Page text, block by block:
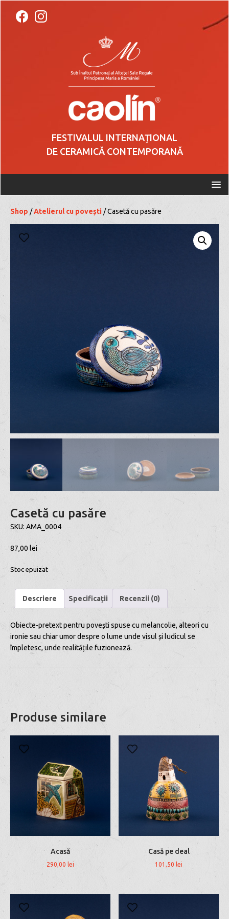
FESTIVALUL INTERNAȚIONAL
DE CERAMICĂ CONTEMPORANĂ
Shop /Atelierul cu povești / Casetă cu pasăre
Casetă cu pasăre
SKU: AMA_0004
87,00 lei
Stoc epuizat
Descriere Specificații Recenzii (0)
Obiecte-pretext pentru povești spuse cu melancolie, alteori cu
ironie sau chiar umor despre o lume unde visul și ludicul se
împletesc, unde realitățile fuzionează.
Produse similare
Acasă
290,00 lei
Casă pe deal
101,50 lei